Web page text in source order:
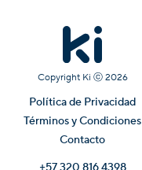
Copyright Ki ⓒ 2026
Política de Privacidad
Términos y Condiciones
Contacto